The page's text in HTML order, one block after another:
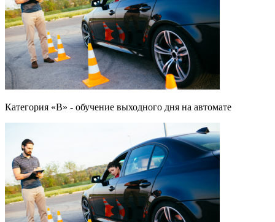
Категория «B» - обучение выходного дня на автомате